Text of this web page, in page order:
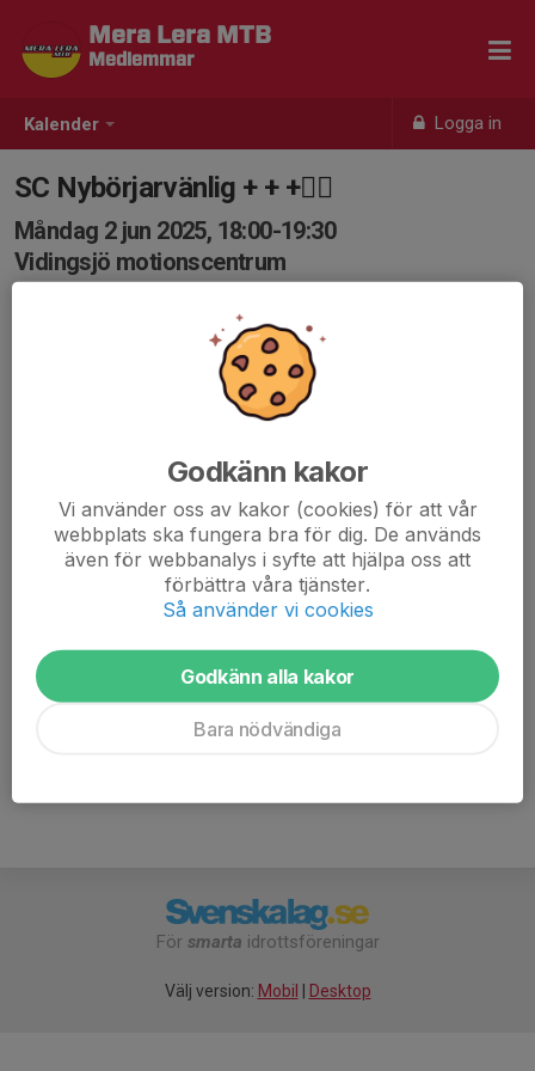
Kalender Logga in
Mera Lera MTB
Medlemmar
SC Nybörjarvänlig + + +🚴‍♀️
Måndag 2 jun 2025, 18:00-19:30
Vidingsjö motionscentrum
Mål att komma igång i Nybörjarvänligt tempo för att till
sommaren kommit upp till Lagomtempo. Upp ur
Nybörjarvänlig till Lagom. Tillse att din cykel är i
funktionsdugligt skick när du kommer till träningen.
Det är bra att var och en har med sig ny slang och
Välkomna!
Mera Lera MTB trappan.pdf
För smarta idrottsföreningar
Välj version: Mobil Desktop
Godkänn kakor
Vi använder oss av kakor (cookies) för att vår
webbplats ska fungera bra för dig. De används
även för webbanalys i syfte att hjälpa oss att
förbättra våra tjänster.
Så använder vi cookies
Godkänn alla kakor
Bara nödvändiga